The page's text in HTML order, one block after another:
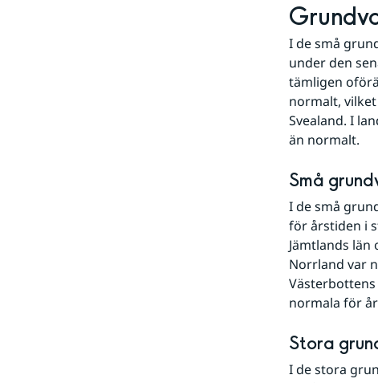
I de små
under den
tämligen
normalt,
Svealand. I
än normalt.
Små
I de små
för årstiden i
Jämtlands
Norrland var
normala för
Stora
I de stora